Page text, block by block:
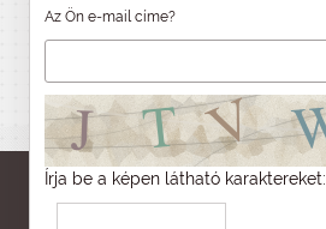
Az Ön e-mail címe?
Írja be a képen látható karaktereket: